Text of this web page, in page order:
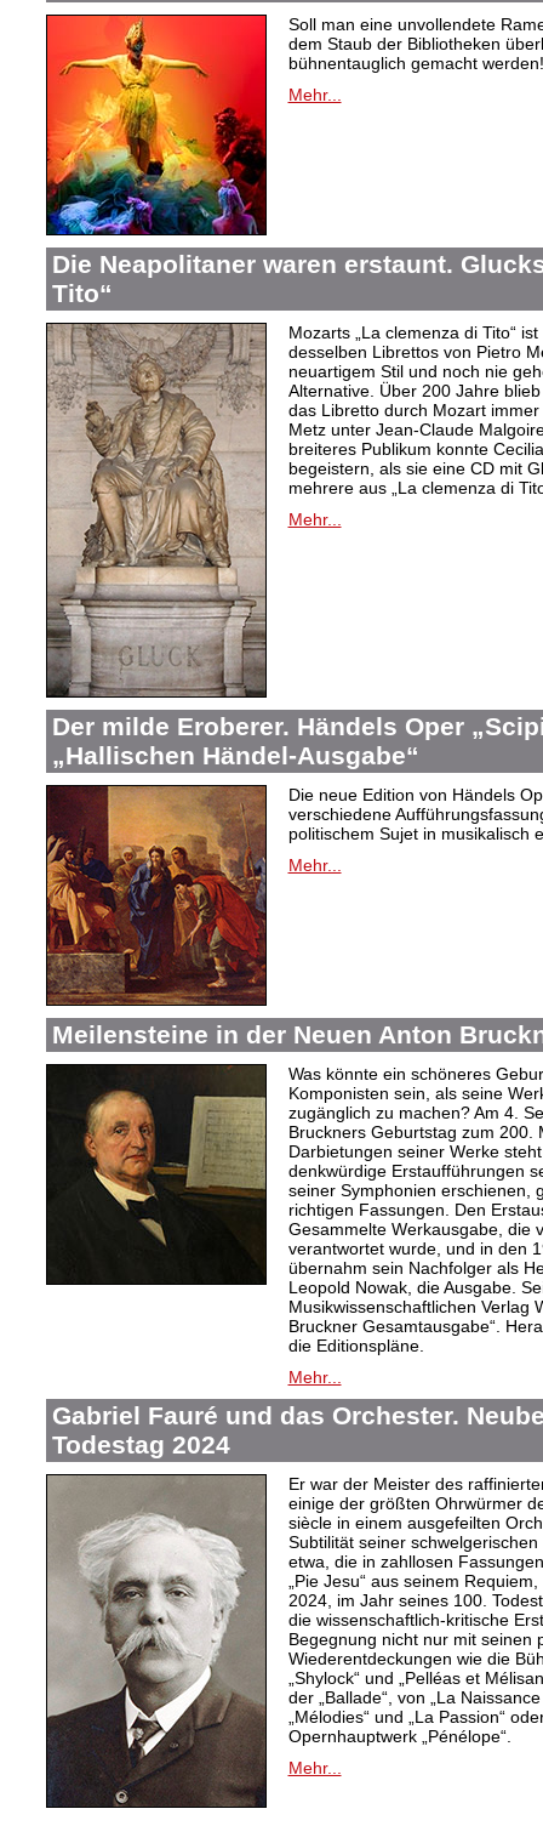
Soll man eine unvollendete
dem Staub der Bibliotheken
bühnentauglich gemacht
Mehr...
Die Neapolitaner waren erstaunt.
Tito“
Mozarts „La clemenza di Tito“
desselben Librettos von Pietro
neuartigem Stil und noch nie
Alternative. Über 200 Jahre
das Libretto durch Mozart
Metz unter Jean-Claude
breiteres Publikum konnte
begeistern, als sie eine CD mit
mehrere aus „La clemenza di
Mehr...
Der milde Eroberer. Händels Oper
„Hallischen Händel-Ausgabe“
Die neue Edition von Händels
verschiedene
politischem Sujet in musikalisch
Mehr...
Meilensteine in der Neuen Anton
Was könnte ein schöneres
Komponisten sein, als seine
zugänglich zu machen? Am 4.
Bruckners Geburtstag zum 200.
Darbietungen seiner Werke
denkwürdige Erstaufführungen
seiner Symphonien erschienen,
richtigen Fassungen. Den
Gesammelte Werkausgabe, die
verantwortet wurde, und in den
übernahm sein Nachfolger als
Leopold Nowak, die Ausgabe.
Musikwissenschaftlichen Verlag
Bruckner Gesamtausgabe“.
die Editionspläne.
Mehr...
Gabriel Fauré und das Orchester.
Todestag 2024
Er war der Meister des
einige der größten Ohrwürmer
siècle in einem ausgefeilten
Subtilität seiner
etwa, die in zahllosen
„Pie Jesu“ aus seinem
2024, im Jahr seines 100.
die wissenschaftlich-kritische
Begegnung nicht nur mit seinen
Wiederentdeckungen wie die
„Shylock“ und „Pelléas et
der „Ballade“, von „La
„Mélodies“ und „La Passion“
Opernhauptwerk „Pénélope“.
Mehr...